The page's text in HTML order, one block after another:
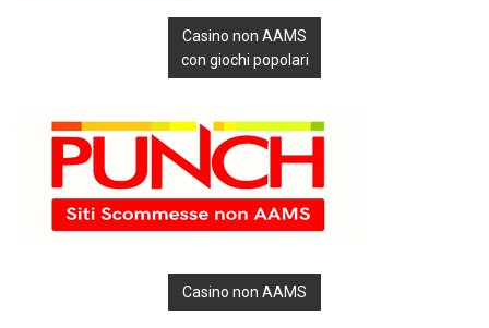
Casino non AAMS
con giochi popolari
Casino non AAMS